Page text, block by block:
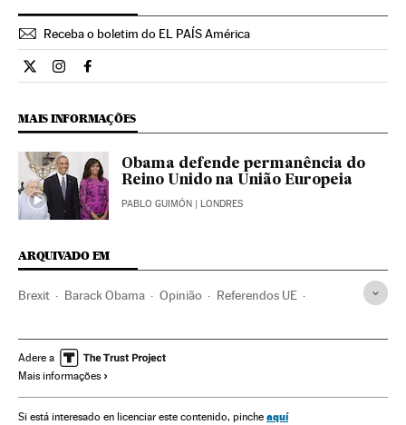
Receba o boletim do EL PAÍS América
Opiniao El País Brasil en Twitter
Opiniao El País Brasil en Instagram
Opiniao El País Brasil en Facebook
MAIS INFORMAÇÕES
Obama defende permanência do
Reino Unido na União Europeia
PABLO GUIMÓN | LONDRES
ARQUIVADO EM
Brexit Barack Obama Opinião Referendos UE
Unión política europea Eleições
Política Relações exteriores Reino Unido
Adere a
Mais informações
Si está interesado en licenciar este contenido, pinche aquí